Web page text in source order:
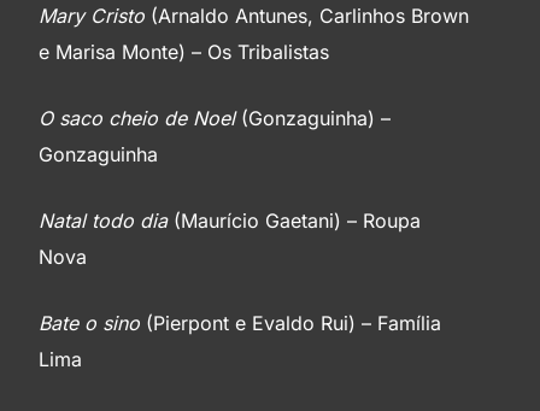
Mary Cristo (Arnaldo Antunes, Carlinhos Brown
e Marisa Monte) – Os Tribalistas
O saco cheio de Noel(Gonzaguinha) –
Gonzaguinha
Natal todo dia(Maurício Gaetani) – Roupa
Nova
Bate o sino (Pierpont e Evaldo Rui) – Família
Lima